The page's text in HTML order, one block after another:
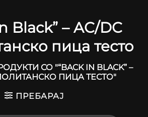
Black” – AC/DC
пица тесто
СО "“BACK IN BLACK” –
ПИЦА ТЕСТО"
ПРЕБАРАЈ